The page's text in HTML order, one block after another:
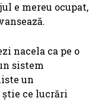
e mereu ocupat,
nacela ca pe o
sistem
un
știe ce lucrări